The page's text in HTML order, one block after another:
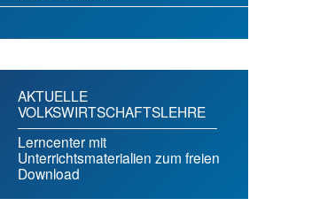
AKTUELLE
VOLKSWIRTSCHAFTSLEHRE
Lerncenter mit
Unterrichtsmaterialien zum freien
Download